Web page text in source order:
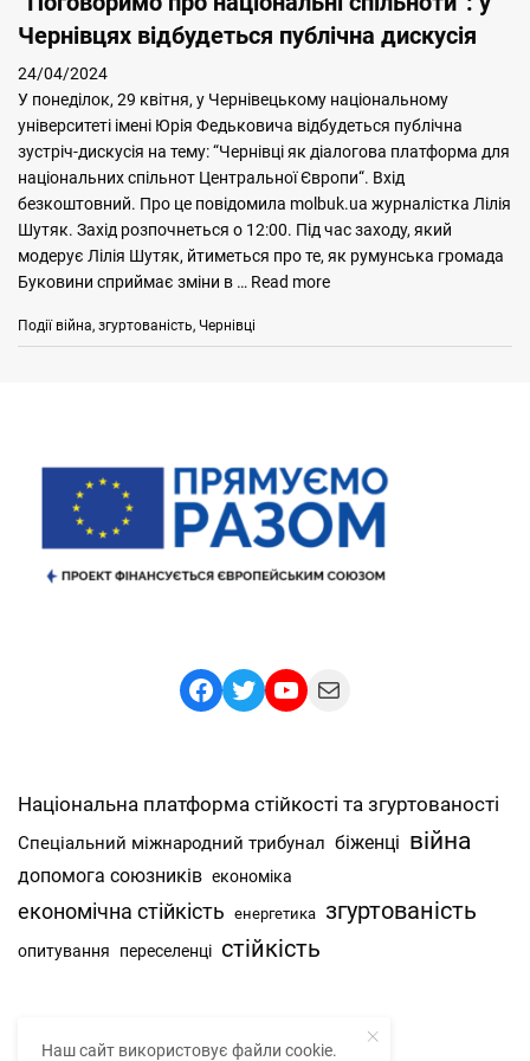
Чернівцях відбудеться публічна дискусія
24/04/2024
У понеділок, 29 квітня, у Чернівецькому національному
університеті імені Юрія Федьковича відбудеться публічна
зустріч-дискусія на тему: “Чернівці як діалогова платформа для
національних спільнот Центральної Європи“. Вхід
безкоштовний. Про це повідомила molbuk.ua журналістка Лілія
Шутяк. Захід розпочнеться о 12:00. Під час заходу, який
модерує Лілія Шутяк, йтиметься про те, як румунська громада
Буковини сприймає зміни в … Read more
Categories
Події Tags
війна, згуртованість, Чернівці
Facebook
TwitterYouTube
Mail
Національна платформа стійкості та згуртованості
Спеціальний міжнародний трибунал біженці війна
допомога союзників економіка
економічна стійкість енергетика згуртованість
опитування переселенці стійкість
Наш сайт використовує файли cookie.